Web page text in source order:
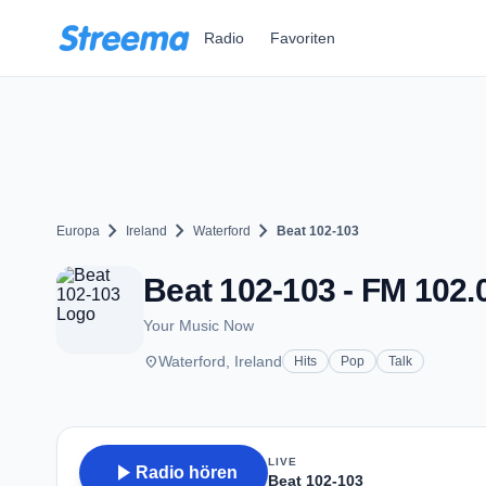
Radio Favoriten
Europa chevron_right Ireland chevron_right Waterford chevron_right Beat 102-103
Beat 102-103 - FM
Your Music Now
placeWaterford, Ireland Hits Pop Talk
play_arrow Radio hören
LIVE
Beat 102-103